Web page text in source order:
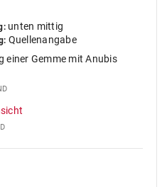
unten mittig
Quellenangabe
einer Gemme mit Anubis